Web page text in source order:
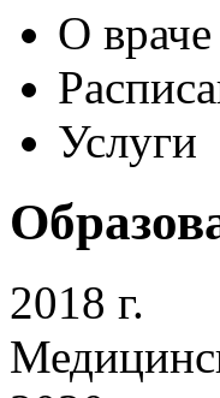
О враче
Услуги
2018 г.